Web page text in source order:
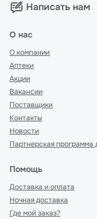
Написать нам
О нас
О компании
Аптеки
Акции
Вакансии
Поставщики
Контакты
Новости
Партнерская программа
Помощь
Доставка и оплата
Ночная доставка
Где мой заказ?